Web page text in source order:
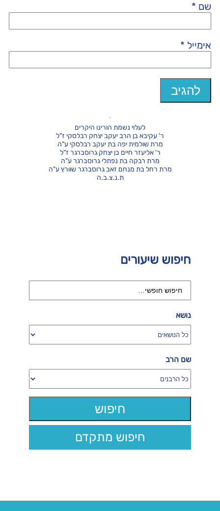
שם *
אימייל *
חיפוש שיעורים
נושא
שם הרב
חיפוש מתקדם
לעלוי נשמת הורינו היקרים
ר' עקיבא בן הרב יעקב יצחק רבלסקי ז"ל
מרת שולמית יפה בת יעקב רבלסקי ע"ה
ר' אליעזר חיים בן יצחק גרוסברגר ז"ל
מרת רבקה בת נפתלי גרוסברגר ע"ה
מרת רחל בת מנחם זאב גרוסברגר שוורץ ע"ה
ת.נ.צ.ב.ה